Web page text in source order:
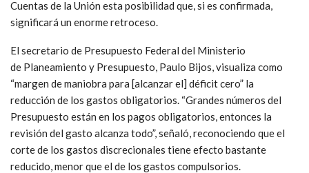
Cuentas de la Unión esta posibilidad que, si es confirmada,
significará un enorme retroceso.
El secretario de Presupuesto Federal del Ministerio
de Planeamiento y Presupuesto, Paulo Bijos, visualiza como
“margen de maniobra para [alcanzar el] déficit cero” la
reducción de los gastos obligatorios. “Grandes números del
Presupuesto están en los pagos obligatorios, entonces la
revisión del gasto alcanza todo”, señaló, reconociendo que el
corte de los gastos discrecionales tiene efecto bastante
reducido, menor que el de los gastos compulsorios.